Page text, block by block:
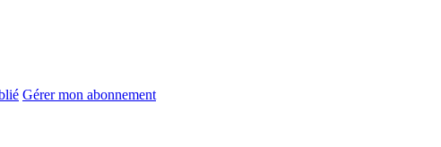
Gérer mon abonnement